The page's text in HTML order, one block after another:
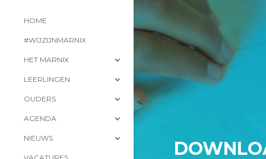
HOME
#WIJZIJNMARNIX
HET MARNIX
LEERLINGEN
OUDERS
AGENDA
NIEUWS